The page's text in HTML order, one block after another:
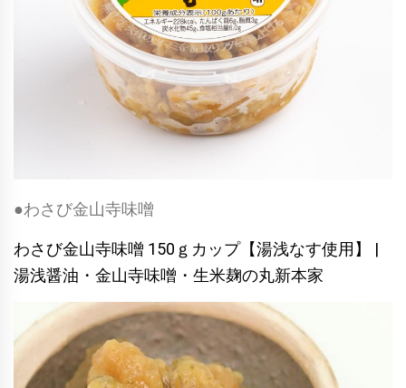
●わさび金山寺味噌
わさび金山寺味噌 150ｇカップ【湯浅なす使用】 |
湯浅醤油・金山寺味噌・生米麹の丸新本家